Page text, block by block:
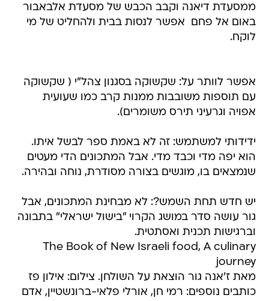
ממסעדת דיאנה וקבב הכבש של מסעדת אלבאבור
באום אל פחם  אפשר לנסות בבית ולהחליט של מי
לוקח.
אפשר לוותר על: שקשוקה בסגנון צהל"י ( שקשוקה
עם תוספות משובבות ממנות קרב כמו שעועית
אפויה וגרעיני תירס משומרים).
ידידותי למשתמש: זה לא באמת ספר לבשל איתו.
הוא יפה מדי וכבד מדי. אבל המתכונים הדי מעטים
שנמצאים בו, מוגשים בצורה מסודרת, נוחה ובהירה.
יש חדש תחת השמש?: לא מבחינת המתכונים, אבל
גור עושה סדר במושג הקרוי "בישול ישראלי" בתבונה
וברגישות תכנית ואסתטית.
The Book of New Israeli food, A culinary
journey
מאת ז'אנה גור הוצאת על השולחן. צילום: אילון פז
כותבים נוספים: רמי חן, אורלי פלאי-ברונשטיין, אדם